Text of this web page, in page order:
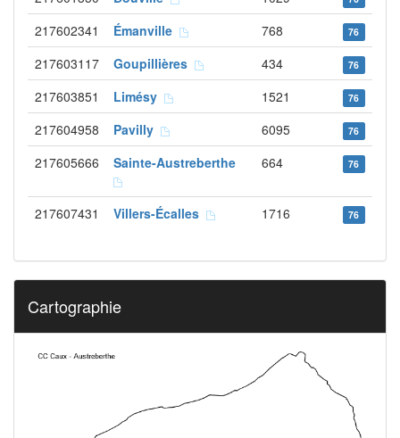
217602341 Émanville 768 76
217603117 Goupillières 434 76
217603851 Limésy 1521 76
217604958 Pavilly 6095 76
217605666 Sainte-Austreberthe 664 76
217607431 Villers-Écalles 1716 76
Cartographie